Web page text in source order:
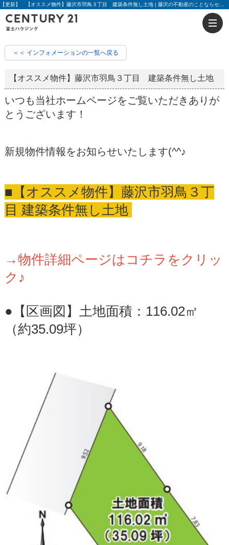
＜＜ インフォメーションの一覧へ戻る
【オススメ物件】藤沢市羽鳥３丁目 建築条件無し土地
いつも当社ホームページをご覧いただきありが
とうございます！
新規物件情報をお知らせいたします(^^♪
■【オススメ物件】藤沢市羽鳥３丁
目 建築条件無し土地
→物件詳細ページはコチラをクリッ
ク♪
●【区画図】土地面積：116.02㎡
（約35.09坪）